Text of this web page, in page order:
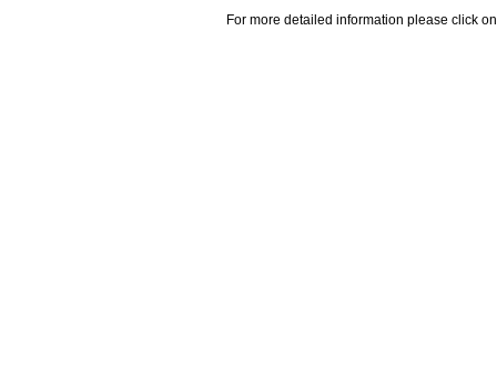
For more detailed information please click